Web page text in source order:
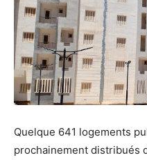
Quelque 641 logements
prochainement distribués